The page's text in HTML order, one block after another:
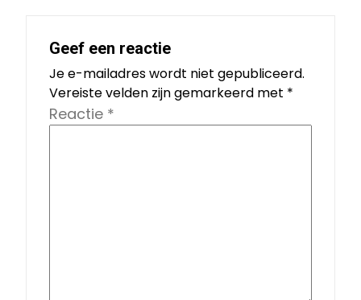
Geef een reactie
Je e-mailadres wordt niet gepubliceerd.
Vereiste velden zijn gemarkeerd met *
Reactie *